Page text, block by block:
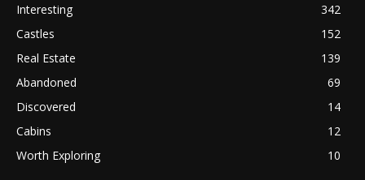
Interesting
342
Castles
152
Real Estate
139
Abandoned
69
Discovered
14
Cabins
12
Worth Exploring
10